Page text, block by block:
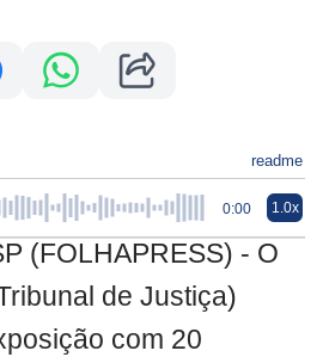
readme
0:00 1.0x
(FOLHAPRESS) - O
de Justiça)
com 20